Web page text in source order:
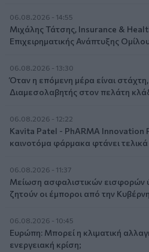
06.08.2026 - 14:55
Μιχάλης Τάτσης, Insurance &
Επιχειρηματικής Ανάπτυξης
06.08.2026 - 13:30
Όταν η επόμενη μέρα είναι
Διαμεσολαβητής στον πελάτη
06.08.2026 - 12:22
Kavita Patel - PhARMA Innovation
καινοτόμα φάρμακα φτάνει
06.08.2026 - 11:37
Μείωση ασφαλιστικών εισφορών
ζητούν οι έμποροι από την
06.08.2026 - 10:45
Ευρώπη: Μπορεί η κλιματική
ενεργειακή κρίση;